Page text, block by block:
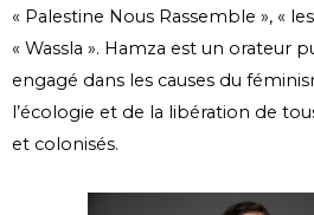
« Palestine Nous Rassemble », «
« Wassla ». Hamza est un orateur
engagé dans les causes du
l’écologie et de la libération de
et colonisés.